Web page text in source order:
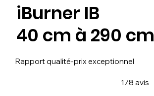
iBurner IB
40 cm à 290 cm
Rapport qualité-prix exceptionnel
178 avis